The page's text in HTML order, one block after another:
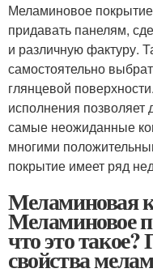
Меламиновое
придавать панелям,
и различную фактуру.
самостоятельно
глянцевой
исполнения позволяет
самые неожиданные
многими
покрытие имеет ряд
Меламиновая
Меламиновое
что это
свойства